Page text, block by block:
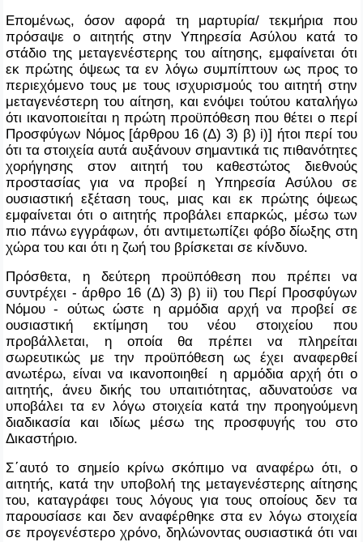
Επομένως, όσον αφορά τη μαρτυρία/ τεκμήρια που
πρόσαψε ο αιτητής στην Υπηρεσία Ασύλου κατά το
στάδιο της μεταγενέστερης του αίτησης, εμφαίνεται ότι
εκ πρώτης όψεως τα εν λόγω συμπίπτουν ως προς το
περιεχόμενο τους με τους ισχυρισμούς του αιτητή στην
μεταγενέστερη του αίτηση, και ενόψει τούτου καταλήγω
ότι ικανοποιείται η πρώτη προϋπόθεση που θέτει ο περί
Προσφύγων Νόμος [άρθρου 16 (Δ) 3) β) i)] ήτοι περί του
ότι τα στοιχεία αυτά αυξάνουν σημαντικά τις πιθανότητες
χορήγησης στον αιτητή του καθεστώτος διεθνούς
προστασίας για να προβεί η Υπηρεσία Ασύλου σε
ουσιαστική εξέταση τους, μιας και εκ πρώτης όψεως
εμφαίνεται ότι ο αιτητής προβάλει επαρκώς, μέσω των
πιο πάνω εγγράφων, ότι αντιμετωπίζει φόβοδίωξης στη
χώρα του και ότι η ζωή του βρίσκεται σε κίνδυνο.
Πρόσθετα, η δεύτερη προϋπόθεση που πρέπει να
συντρέχει - άρθρο 16 (Δ) 3) β) ii) του Περί Προσφύγων
Νόμου - ούτως ώστε η αρμόδια αρχή να προβεί σε
ουσιαστική εκτίμηση του νέου στοιχείου που
προβάλλεται, η οποία θα πρέπει να πληρείται
σωρευτικώς με την προϋπόθεση ως έχει αναφερθεί
ανωτέρω, είναι να ικανοποιηθεί η αρμόδια αρχή ότι ο
αιτητής, άνευ δικής του υπαιτιότητας, αδυνατούσε να
υποβάλει τα εν λόγω στοιχεία κατά την προηγούμενη
διαδικασία και ιδίως μέσω της προσφυγής του στο
Δικαστήριο.
Σ΄αυτό το σημείο κρίνω σκόπιμο να αναφέρω ότι, ο
αιτητής, κατά την υποβολή της μεταγενέστερης αίτησης
του, καταγράφει τους λόγους για τους οποίους δεν τα
παρουσίασε και δεν αναφέρθηκε στα εν λόγω στοιχεία
σε προγενέστερο χρόνο, δηλώνοντας ουσιαστικά ότι ναι